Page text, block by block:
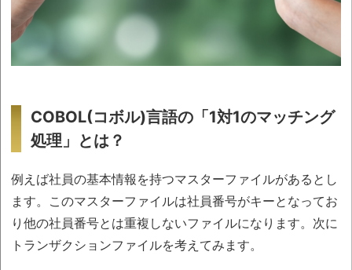
COBOL(コボル)言語の「1対1のマッチング
処理」とは？
例えば社員の基本情報を持つマスターファイルがあるとし
ます。このマスターファイルは社員番号がキーとなってお
り他の社員番号とは重複しないファイルになります。次に
トランザクションファイルを考えてみます。